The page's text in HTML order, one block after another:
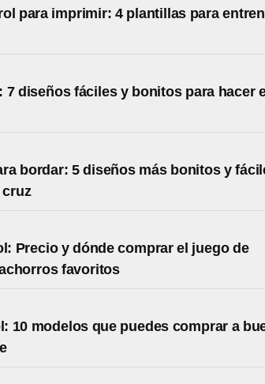
para imprimir: 4 plantillas para
7 diseños fáciles y bonitos para hacer
bordar: 5 diseños más bonitos y
cruz
Precio y dónde comprar el juego de
favoritos
10 modelos que puedes comprar a